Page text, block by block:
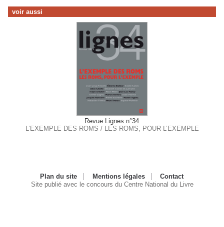
voir aussi
Revue Lignes n°34
L’EXEMPLE DES ROMS / LES ROMS, POUR L’EXEMPLE
Plan du site Mentions légales
Contact
Site publié avec le concours du Centre National du Livre